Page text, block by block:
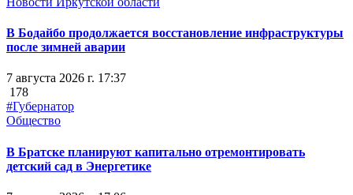
В Бодайбо продолжается восстановление инфраструктуры
после зимней аварии
7 августа 2026 г. 17:37
178
#Губернатор
Общество
В Братске планируют капитально отремонтировать
детский сад в Энергетике